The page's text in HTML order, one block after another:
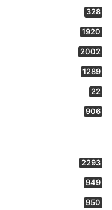
328
1920
2002
1289
22
906
2293
949
950